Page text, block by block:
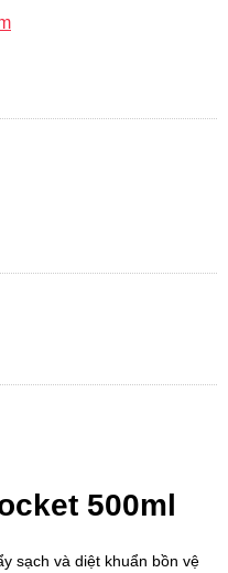
500ml
sạch và diệt khuẩn bồn vệ